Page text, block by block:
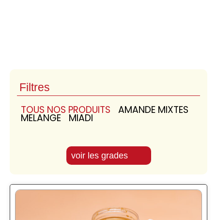
Filtres
AMANDE MIXTES
MÉLANGE MIADI
TOUS NOS PRODUITS
voir les grades